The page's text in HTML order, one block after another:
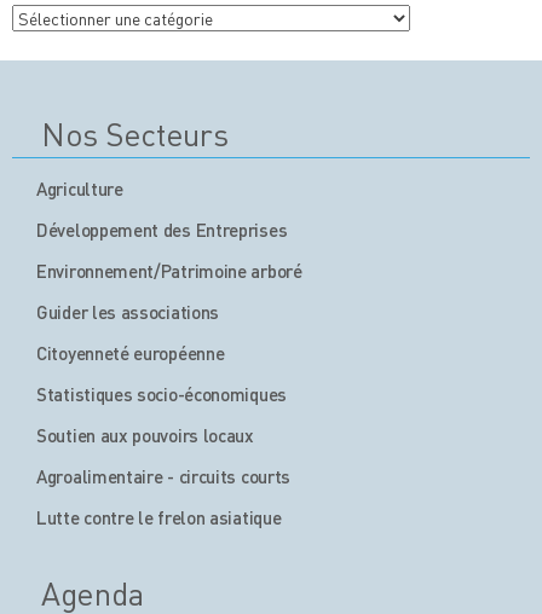
Nos
articles
Nos Secteurs
Agriculture
Développement des Entreprises
Environnement/Patrimoine arboré
Guider les associations
Citoyenneté européenne
Statistiques socio-économiques
Soutien aux pouvoirs locaux
Agroalimentaire - circuits courts
Lutte contre le frelon asiatique
Agenda